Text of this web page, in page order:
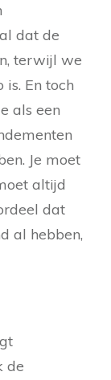
dat de
terwijl we
En toch
als een
Je moet
altijd
dat
al hebben,
de